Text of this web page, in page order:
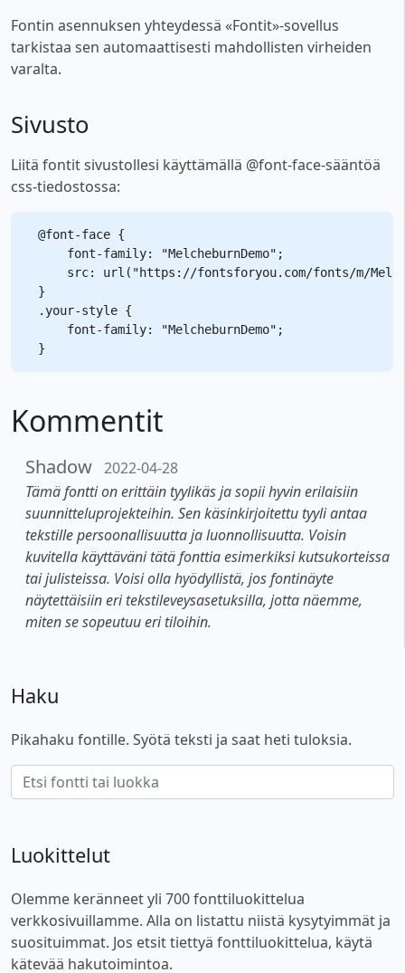
Fontin asennuksen yhteydessä «Fontit»-sovellus
tarkistaa sen automaattisesti mahdollisten virheiden
varalta.
Sivusto
Liitä fontit sivustollesi käyttämällä @font-face-sääntöä
css-tiedostossa:
@font-face {
    font-family: "MelcheburnDemo";
src: url("https://fontsforyou.com/fonts/m/
}
.your-style {
    font-family: "MelcheburnDemo";
Kommentit
Shadow 2022-04-28
Tämä fontti on erittäin tyylikäs ja sopii hyvin erilaisiin
suunnitteluprojekteihin. Sen käsinkirjoitettu tyyli antaa
tekstille persoonallisuutta ja luonnollisuutta. Voisin
kuvitella käyttäväni tätä fonttia esimerkiksi kutsukorteissa
tai julisteissa. Voisi olla hyödyllistä, jos fontinäyte
näytettäisiin eri tekstileveysasetuksilla, jotta näemme,
miten se sopeutuu eri tiloihin.
Haku
Pikahaku fontille. Syötä teksti ja saat heti tuloksia.
Luokittelut
Olemme keränneet yli 700 fonttiluokittelua
verkkosivuillamme. Alla on listattu niistä kysytyimmät ja
suosituimmat. Jos etsit tiettyä fonttiluokittelua, käytä
kätevää hakutoimintoa.